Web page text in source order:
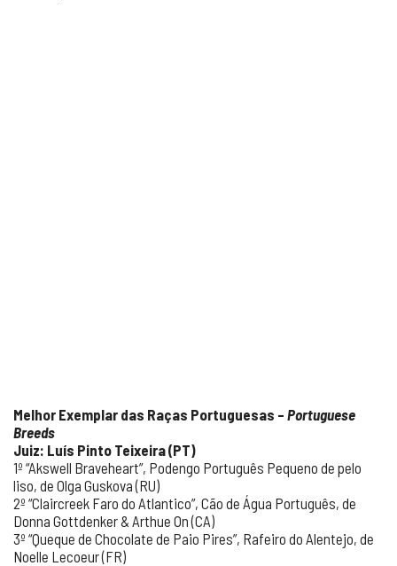
Melhor Exemplar das Raças Portuguesas – Portuguese
Breeds
Juiz: Luís Pinto Teixeira (PT)
1º “Akswell Braveheart”, Podengo Português Pequeno de pelo
liso, de Olga Guskova (RU)
2º “Claircreek Faro do Atlantico”, Cão de Água Português, de
Donna Gottdenker & Arthue On (CA)
3º “Queque de Chocolate de Paio Pires”, Rafeiro do Alentejo, de
Noelle Lecoeur (FR)